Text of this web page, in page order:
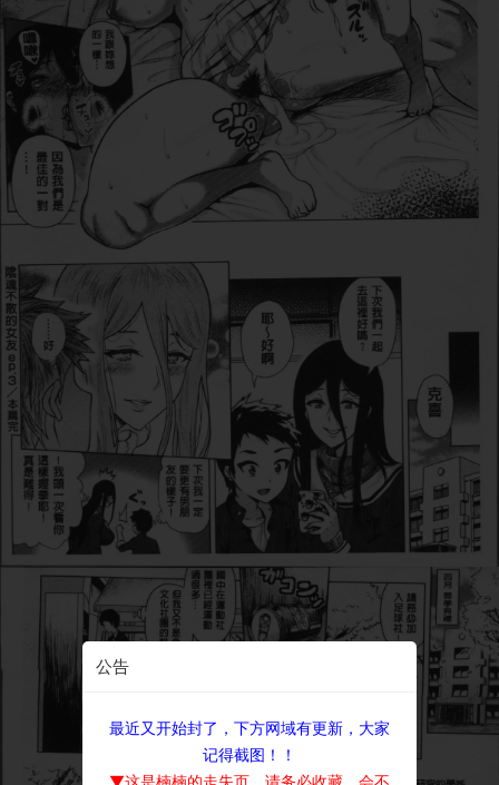
公告
最近又开始封了，下方网域有更新，大家
记得截图！！
▼这是楠楠的走失页，请务必收藏，会不